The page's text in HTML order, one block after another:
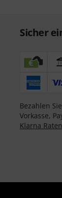
Sicher
Bezahlen
Vorkasse,
Klarna